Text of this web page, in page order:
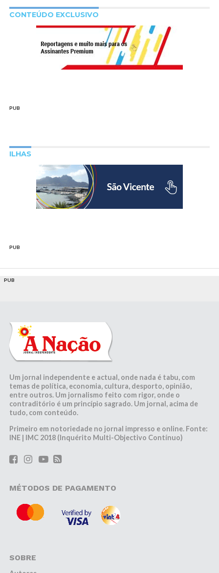
CONTEÚDO EXCLUSIVO
PUB
ILHAS
PUB
PUB
Um jornal independente e actual, onde nada é tabu, com
temas de política, economia, cultura, desporto, opinião,
entre outros. Um jornalismo feito com rigor, onde o
contraditório é um princípio sagrado. Um jornal, acima de
tudo, com conteúdo.
Primeiro em notoriedade no jornal impresso e online. Fonte:
INE | IMC 2018 (Inquérito Multi-Objectivo Contínuo)
MÉTODOS DE PAGAMENTO
SOBRE